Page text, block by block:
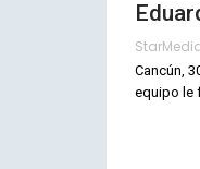
Cancún,
equipo le